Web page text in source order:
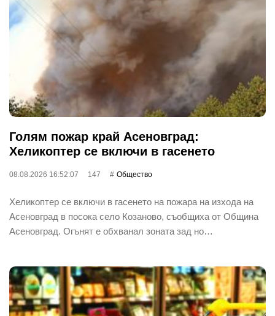
Голям пожар край Асеновград:
Хеликоптер се включи в гасенето
08.08.2026 16:52:07 147 Общество
Хеликоптер се включи в гасенето на пожара на изхода на
Асеновград в посока село Козаново, съобщиха от Община
Асеновград. Огънят е обхванал зоната зад но…